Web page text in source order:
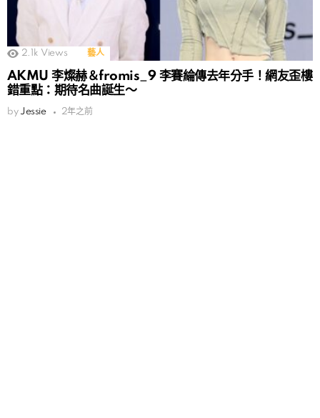
2.1k Views 藝人
AKMU 李燦赫＆fromis_9 李賽綸傳去年分手！網友歪樓
錯重點：期待名曲誕生～
by Jessie 2年之前